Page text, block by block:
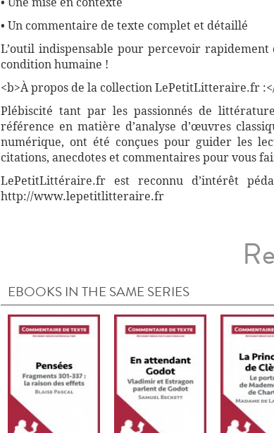
• Un commentaire de texte complet et détaillé
L’outil indispensable pour percevoir
condition humaine !
<b>À propos de la collection LePetitLitteraire.fr
Plébiscité tant par les passionnés de
référence en matière d’analyse d’œuvres
numérique, ont été conçues pour guider les
citations, anecdotes et commentaires pour vous
LePetitLittéraire.fr est reconnu d’intérêt
http://www.lepetitlitteraire.fr
EBOOKS IN THE SAME SERIES